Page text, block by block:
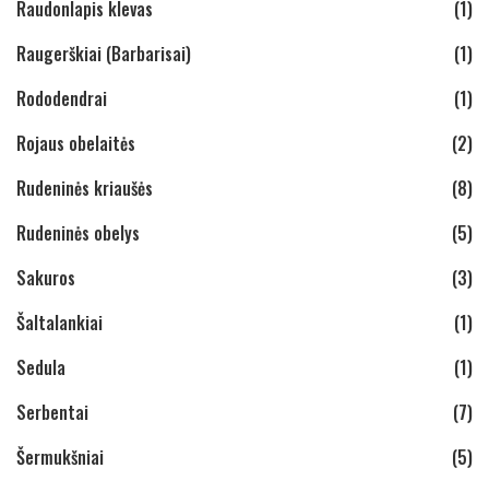
Raudonlapis klevas
(1)
Raugerškiai (Barbarisai)
(1)
Rododendrai
(1)
Rojaus obelaitės
(2)
Rudeninės kriaušės
(8)
Rudeninės obelys
(5)
Sakuros
(3)
Šaltalankiai
(1)
Sedula
(1)
Serbentai
(7)
Šermukšniai
(5)